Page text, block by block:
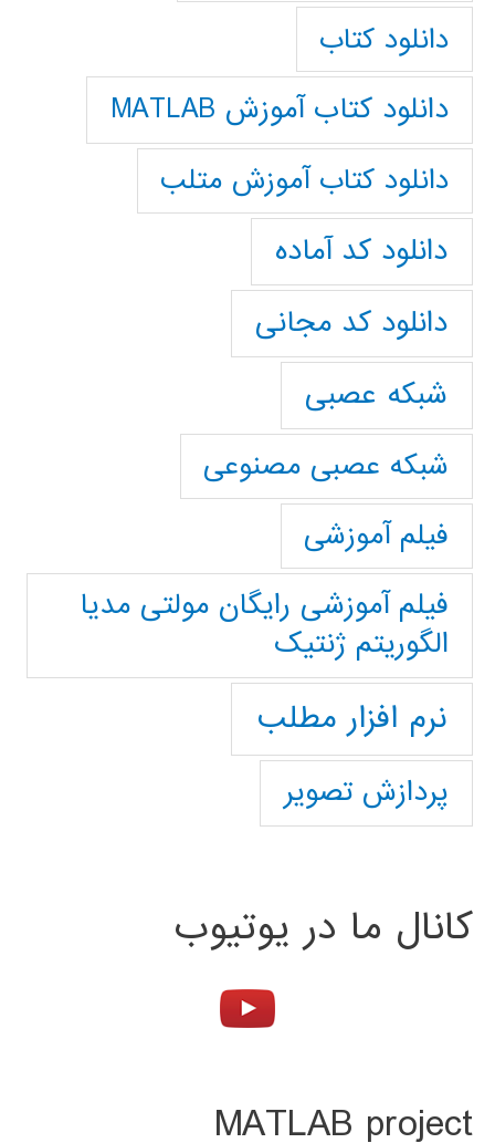
دانلود کتاب
دانلود کتاب آموزش MATLAB
دانلود کتاب آموزش متلب
دانلود کد آماده
دانلود کد مجانی
شبکه عصبی
شبکه عصبی مصنوعی
فیلم آموزشی
فیلم آموزشی رایگان مولتی مدیا
الگوریتم ژنتیک
نرم افزار مطلب
پردازش تصویر
کانال ما در یوتیوب
MATLAB project